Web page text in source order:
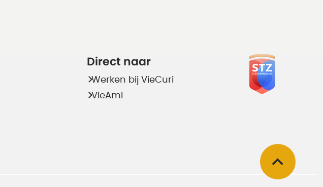
Direct naar
Werken bij VieCuri
VieAmi